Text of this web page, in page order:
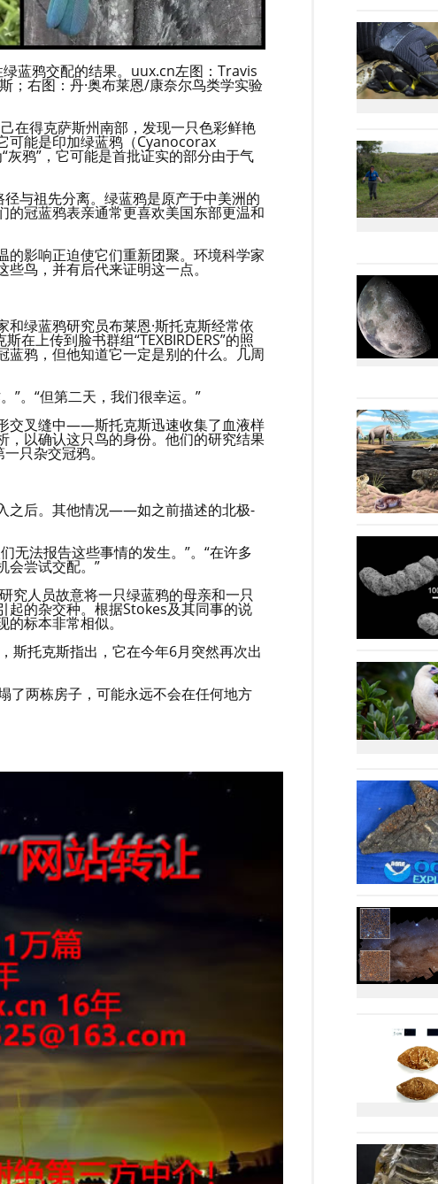
蓝鸦交配的结果。uux.cn左图：Travis
；右图：丹·奥布莱恩/康奈尔鸟类学实验
在得克萨斯州南部，发现一只色彩鲜艳
可能是印加绿蓝鸦（Cyanocorax
鸦”，它可能是首批证实的部分由于气
与祖先分离。绿蓝鸦是原产于中美洲的
冠蓝鸦表亲通常更喜欢美国东部更温和
影响正迫使它们重新团聚。环境科学家
鸟，并有后代来证明这一点。
绿蓝鸦研究员布莱恩·斯托克斯经常依
在上传到脸书群组“TEXBIRDERS”的照
蓝鸦，但他知道它一定是别的什么。几周
”。“但第二天，我们很幸运。”
交叉缝中——斯托克斯迅速收集了血液样
，以确认这只鸟的身份。他们的研究结果
只杂交冠鸦。
之后。其他情况——如之前描述的北极-
无法报告这些事情的发生。”。“在许多
会尝试交配。”
究人员故意将一只绿蓝鸦的母亲和一只
起的杂交种。根据Stokes及其同事的说
的标本非常相似。
斯托克斯指出，它在今年6月突然再次出
了两栋房子，可能永远不会在任何地方